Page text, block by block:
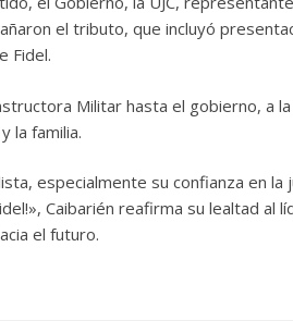
el tributo, que incluyó
Fidel.
Militar hasta el gobierno, a
la familia.
especialmente su confianza en la
Caibarién reafirma su lealtad al
el futuro.